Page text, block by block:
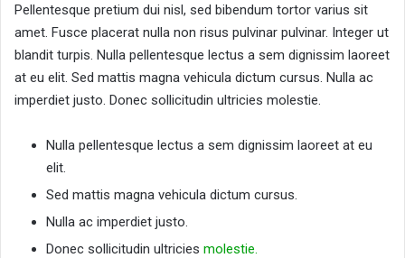
Pellentesque pretium dui nisl, sed bibendum tortor varius sit
amet. Fusce placerat nulla non risus pulvinar pulvinar. Integer ut
blandit turpis. Nulla pellentesque lectus a sem dignissim laoreet
at eu elit. Sed mattis magna vehicula dictum cursus. Nulla ac
imperdiet justo. Donec sollicitudin ultricies molestie.
Nulla pellentesque lectus a sem dignissim laoreet at eu
elit.
Sed mattis magna vehicula dictum cursus.
Nulla ac imperdiet justo.
Donec sollicitudin ultricies molestie.